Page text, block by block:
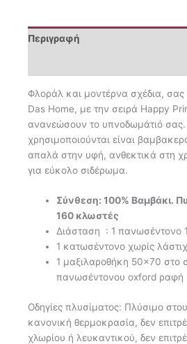
Περιγραφή
Φλοράλ και μοντέρνα σχέδια, σας
Das Home, με την σειρά Happy
ανανεώσουν το υπνοδωμάτιό
χρησιμοποιούνται είναι
απαλά στην υφή, ανθεκτικά στη
για εύκολο σιδέρωμα.
Σύνθεση: 100% Βαμβάκι.
160 κλωστές
Διάσταση : 1 πανωσέντονο
1 κατωσέντονο χωρίς
1 μαξιλαροθήκη 50×70 στο
πανωσέντονου oxford ραφή
Οδηγίες πλυσίματος: Πλύσιμο
κανονική θερμοκρασία, δεν
χλωρίου ή λευκαντικού, δεν